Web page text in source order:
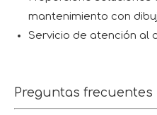
mantenimiento con
Servicio de atención al
Preguntas frecuentes